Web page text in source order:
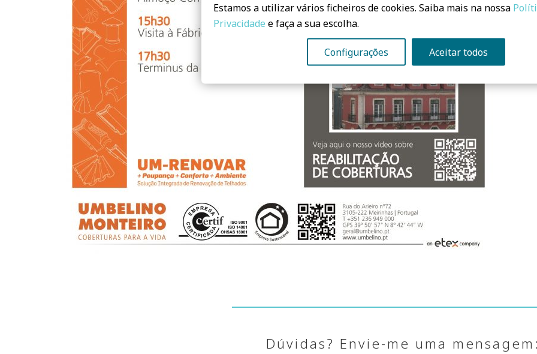
Dúvidas? Envie-me uma
Estamos a utilizar vários ficheiros de cookies. Saiba mais na nossa
Privacidade e faça a sua escolha.
Configurações Aceitar todos